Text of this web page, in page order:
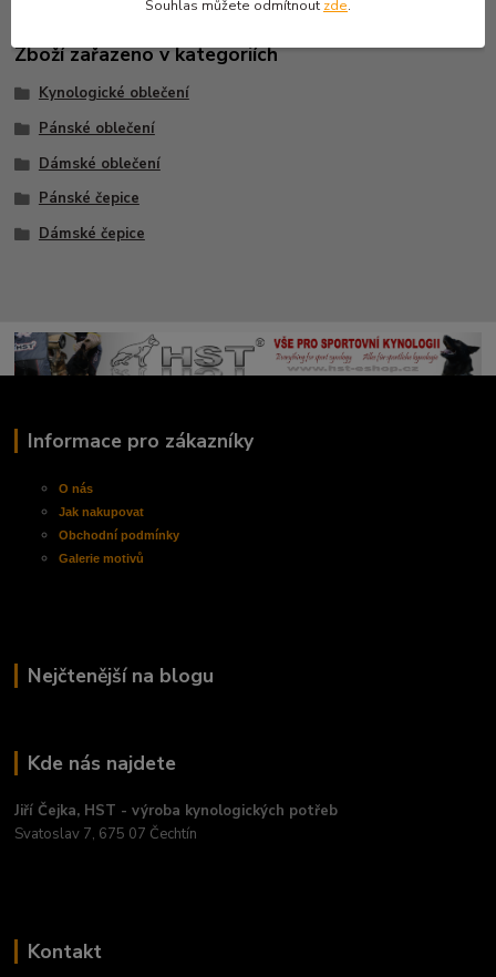
Zboží zařazeno v kategoriích
Kynologické oblečení
Pánské oblečení
Dámské oblečení
Pánské čepice
Dámské čepice
Informace pro zákazníky
O nás
Jak nakupovat
Obchodnípodmínky
Galerie motivů
Nejčtenější na blogu
Kde nás najdete
Jiří Čejka, HST - výroba kynologických potřeb
Svatoslav 7, 675 07 Čechtín
Kontakt
Souhlas můžete odmítnout zde.